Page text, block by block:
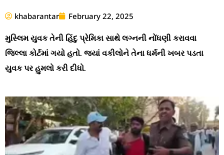
khabarantar February 22, 2025
મુસ્લિમ યુવક તેની હિંદુ પ્રેમિકા સાથે લગ્નની નોંધણી કરાવવા
જિલ્લા કોર્ટમાં ગયો હતો. જ્યાં વકીલોને તેના ધર્મની ખબર પડતા
યુવક પર હુમલો કરી દીધો.